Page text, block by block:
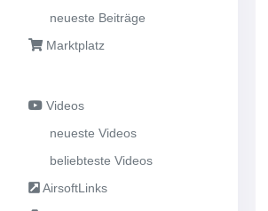
neueste Beiträge
Marktplatz
Videos
neueste Videos
beliebteste Videos
AirsoftLinks